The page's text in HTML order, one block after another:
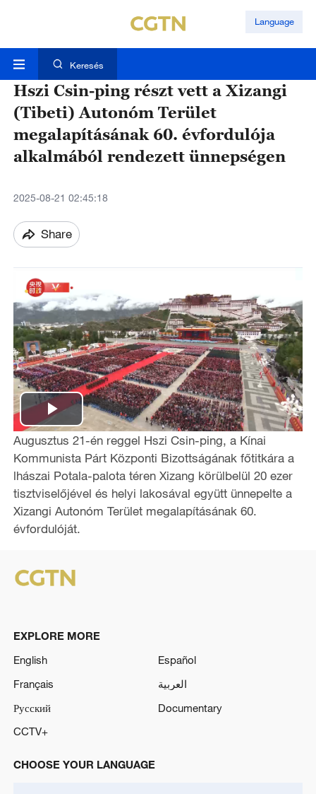
Language
Keresés
Hszi Csin-ping részt vett a Xizangi
(Tibeti) Autonóm Terület
megalapításának 60. évfordulója
alkalmából rendezett ünnepségen
2025-08-21 02:45:18
Share
P
l
a
y
i
e
o
Augusztus 21-én reggel Hszi Csin-ping, a Kínai
Kommunista Párt Központi Bizottságának főtitkára a
lhászai Potala-palota téren Xizang körülbelül 20 ezer
tisztviselőjével és helyi lakosával együtt ünnepelte a
Xizangi Autonóm Terület megalapításának 60.
évfordulóját.
EXPLORE MORE
English
Español
Français
العربية
Русский
Documentary
CCTV+
CHOOSE YOUR LANGUAGE